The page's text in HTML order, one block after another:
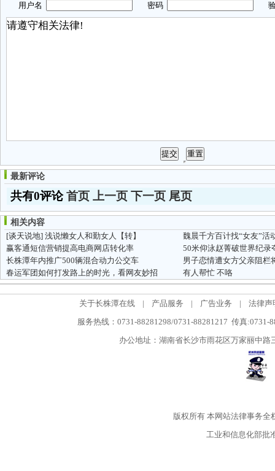
用户名 密码 验
最新评论
共有0评论首页 上一页 下一页 尾页
相关内容
[谈天说地] 浅说懒女人和勤女人【转】
魏晨千方百计找“女友”活
赢客通短信营销提高电商网店转化率
50米仰泳赵菁破世界纪录
长株潭年内推广500辆混合动力公交车
男子恋情遭女方父亲阻栏
春运军团如何打发路上的时光，看网友妙招
有人帮忙 不咯
关于长株潭在线 | 产品服务 | 广告业务 |
法律声
服务热线：0731-88281298/0731-88281217 传真:0731-
办公地址：湖南省长沙市雨花区万家丽中
版权所有本网站法律事务全
工业和信息化部批